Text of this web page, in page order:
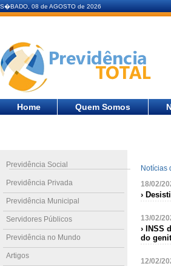
S�BADO, 08 de AGOSTO de 2026
Home Quem Somos
Previdência Social
Previdência Privada
Previdência Municipal
Servidores Públicos
Previdência no Mundo
Artigos
Notícias
18/02/
›
13/02/
› INSS
do
12/02/